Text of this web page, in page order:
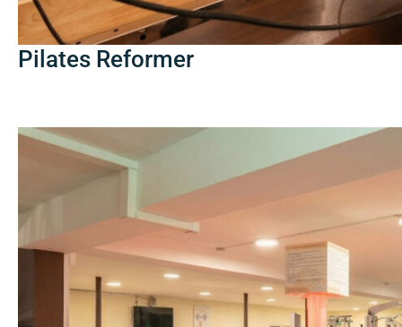
Pilates Reformer